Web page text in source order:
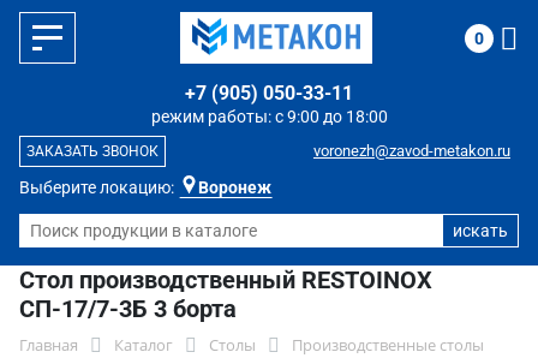
Выберите локацию: Воронеж
режим работы: с 9:00 до 18:00
+7 (905) 050-33-11
voronezh@zavod-metakon.ru
ЗАКАЗАТЬ ЗВОНОК
0
Стол производственный RESTOINOX
СП-17/7-3Б 3 борта
Главная Каталог Столы
Производственные столы